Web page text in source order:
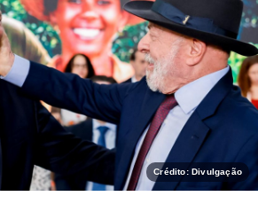
Crédito: Divulgação